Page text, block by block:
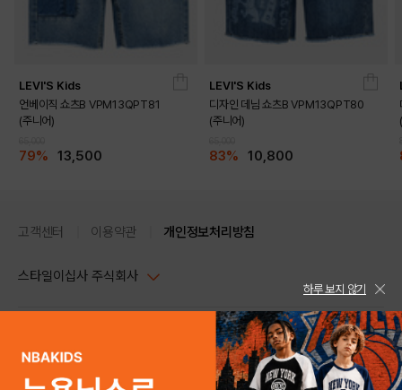
LEVI'S Kids
언베이직 쇼츠B VPM13QPT81
(주니어)
79% 13,500
LEVI'S Kids
디자인 데님 쇼츠B VPM13QPT80
(주니어)
83% 10,800
고객센터 이용약관 개인정보처리방침
스타일이십사 주식회사
주소 : 서울시 강남구 논현로 633, 6층 (논현동, 한세엠케이빌딩)
사업자등록번호 : 116-81-32499
스타일24 고객센터 1544-5336
평일 09:00~ 18:00 (토/일/공휴일 휴무)
하루 보지 않기